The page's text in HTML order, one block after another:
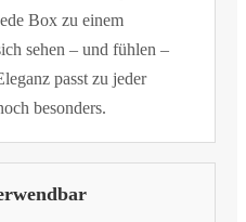
Box zu einem
sehen – und fühlen –
passt zu jeder
besonders.